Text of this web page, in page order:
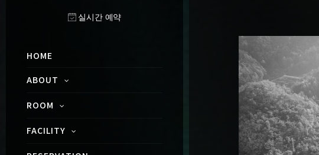
실시간 예약
HOME
ABOUT
ROOM
FACILITY